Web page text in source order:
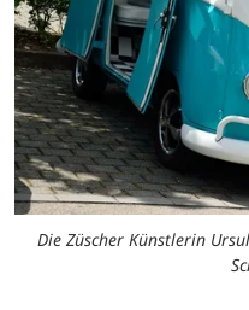
Die Züscher Künstlerin